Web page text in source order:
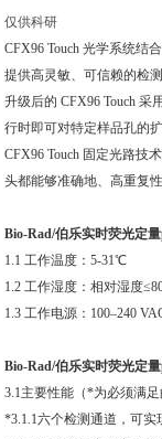
仅供科研
CFX96 Touch 光学系统结
提供高灵敏、可信赖的检
升级后的 CFX96 Touch
行时即可对特定样品孔的
CFX96 Touch 固定光路技
头都能够准确地、高重复
Bio-Rad/伯乐实时荧光定
1.1 工作温度：5-31℃
1.2 工作湿度：相对湿度
1.3 工作电源：100–240
Bio-Rad/伯乐实时荧光定
3.1主要性能（*为必须满
*3.1.1六个检测通道，可实